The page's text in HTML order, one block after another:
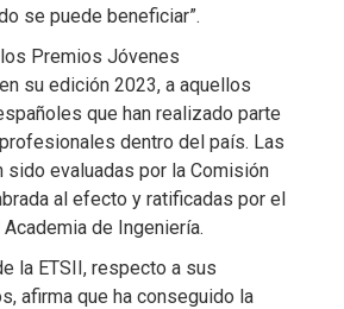
se puede beneficiar”.
Premios Jóvenes
su edición 2023, a aquellos
que han realizado parte
dentro del país. Las
sido evaluadas por la Comisión
al efecto y ratificadas por el
de Ingeniería.
la ETSII, respecto a sus
afirma que ha conseguido la